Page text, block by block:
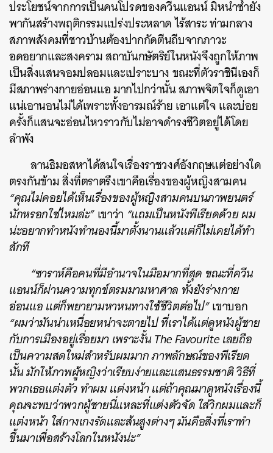
ประโยชน์จากการเป็นคนโปรดของควีนแอนน์ มิหนำซ้ำยัง
พากันสร้างพฤติกรรมแปร่งประหลาด ไร้สาระ ท่ามกลาง
สภาพสังคมที่ชาวบ้านต้องปากกัดตีนถีบจากภาวะ
อดอยากและสงคราม สถาบันกษัตริย์ในหนังจึงถูกให้ภาพ
เป็นสิ่งแสนจอมปลอมและเปราะบาง ขณะที่ตัวราชินีเองก็
มีสภาพร่างกายอ่อนแอ มากไปกว่านั้น สภาพจิตใจก็ดูเอา
แน่เอานอนไม่ได้เพราะทั้งอารมณ์ร้าย เอาแต่ใจ และบ่อย
ครั้งก็แสนจะอ่อนไหวราวกับไม่อาจดำรงชีวิตอยู่ได้โดย
ลำพัง
ลานธิมอสหาได้สนใจเรื่องราชวงศ์อังกฤษแต่อย่างใด
ตรงกันข้าม สิ่งที่ตราตรึงเขาคือเรื่องของผู้หญิงสามคน
“คุณไม่คอยได้เห็นเรื่องของผู้หญิงสามคนบนภาพยนตร์
นักหรอกใช่ไหมล่ะ”เขาว่า “แถมเป็นหนังพีเรียดด้วย ผม
น่ะอยากทำหนังทำนองนี้มาตั้งนานแล้วแต่ก็ไม่เคยได้ทำ
สักที
“ซาราห์คือคนที่มีอำนาจในมือมากที่สุด ขณะที่ควีน
แอนน์ก็ผ่านความทุกข์ตรมมามหาศาล ทั้งยังร่างกาย
อ่อนแอ แต่ก็พยายามหาหนทางใช้ชีวิตต่อไป”เขาบอก
“ผมว่ามันน่าเหนื่อยหน่าจะตายไป ที่เราได้แต่ดูหนังผู้ชาย
กับการเมืองอยู่เรื่อยมา เพราะงั้น The Favourite เลยถือ
เป็นความสดใหม่สำหรับผมมาก ภาพลักษณ์ของพีเรียด
นั้น มักให้ภาพผู้หญิงว่าเรียบง่ายและแสนธรรมชาติ วิธีที่
พวกเธอแต่งตัว ทำผม แต่งหน้า แต่ถ้าคุณมาดูหนังเรื่องนี้
คุณจะพบว่าพวกผู้ชายนี่แหละที่แต่งตัวจัด ใส่วิกผมและก็
แต่งหน้า ใส่กางเกงรัดและส้นสูงต่างๆ มันคือสิ่งที่เราทำ
ขึ้นมาเพื่อสร้างโลกในหนังน่ะ”